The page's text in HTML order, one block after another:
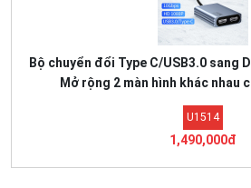
Bộ chuyển đổi Type C/USB3.0 sang
Mở rộng 2 màn hình khác nhau
U1514
1,490,000đ